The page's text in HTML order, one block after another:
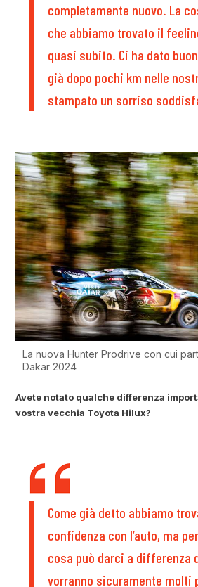
completamente nuovo. La
che abbiamo trovato il
quasi subito. Ci ha dato
già dopo pochi km nelle
stampato un sorriso
La nuova Hunter Prodrive con cui
Dakar 2024
Avete notato qualche differenza
vostra vecchia Toyota Hilux?
Come già detto abbiamo
confidenza con l’auto, ma
cosa può darci a differenza
vorranno sicuramente molti